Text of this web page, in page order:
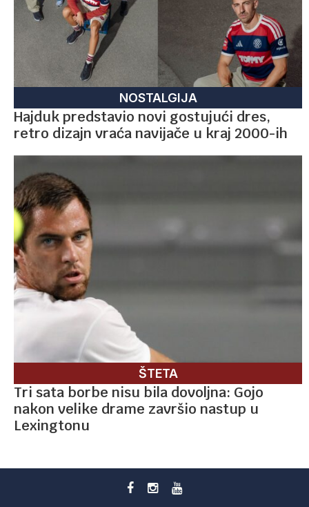
NOSTALGIJA
Hajduk predstavio novi gostujući dres,
retro dizajn vraća navijače u kraj 2000-ih
ŠTETA
Tri sata borbe nisu bila dovoljna: Gojo
nakon velike drame završio nastup u
Lexingtonu